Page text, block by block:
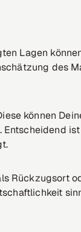
Lagen
des
können
Entscheidend
Rückzugsort